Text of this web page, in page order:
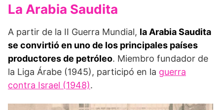
La Arabia Saudita
A partir de la II Guerra Mundial, la Arabia Saudita
se convirtió en uno de los principales países
productores de petróleo. Miembro fundador de
la Liga Árabe (1945), participó en la guerra
contra Israel (1948).